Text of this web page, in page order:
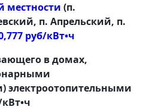
местности (п.
п. Апрельский, п.
руб/кВт•ч
в домах,
электроотопительными